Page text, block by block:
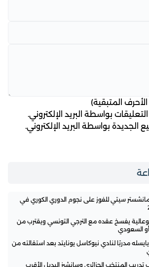
المتبقية)
بواسطة البريد الإلكتروني.
الجديدة بواسطة البريد الإلكتروني.
سيتي للفوز على نجوم الدوري الكوري في
يفسخ عقده مع الترجي التونسي ويقترب من
أو السعودي
مدربًا لنادي نيوكاسل يونايتد بعد استقالته من
تدريب المنتخب الجزائري وسانشيز البديل الأقرب